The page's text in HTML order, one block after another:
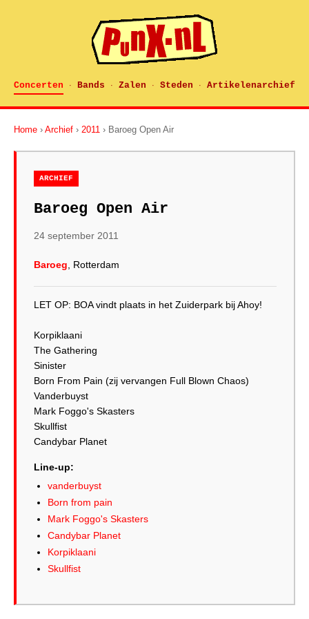
Concerten · Bands · Zalen · Steden · Artikelenarchief
Home › Archief › 2011 › Baroeg Open Air
ARCHIEF
Baroeg Open Air
24 september 2011
Baroeg , Rotterdam
LET OP: BOA vindt plaats in het Zuiderpark bij Ahoy!
Korpiklaani
The Gathering
Sinister
Born From Pain (zij vervangen Full Blown Chaos)
Vanderbuyst
Mark Foggo's Skasters
Skullfist
Candybar Planet
Line-up:
vanderbuyst
Born from pain
Mark Foggo's Skasters
Candybar Planet
Korpiklaani
Skullfist